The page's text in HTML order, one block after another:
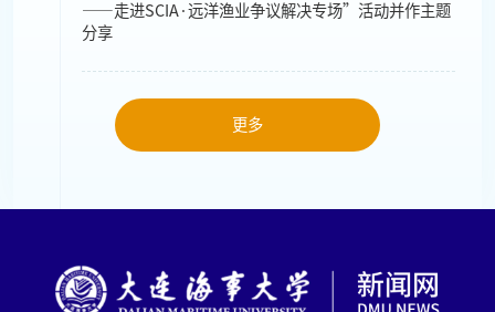
——走进SCIA·远洋渔业争议解决专场”活动并作主题
分享
更多